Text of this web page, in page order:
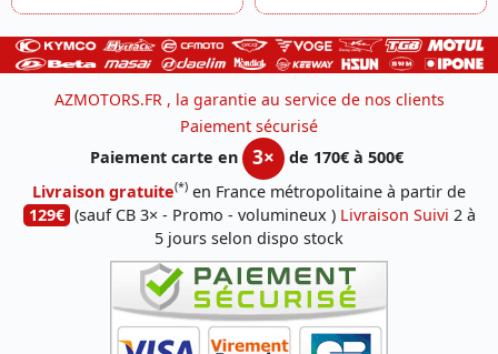
AZMOTORS.FR , la garantie au service de nos clients
Paiement sécurisé
Paiement carte en
3×
de 170€ à 500€
Livraison gratuite(*) en France métropolitaine à partir de
129€ (sauf CB 3× - Promo - volumineux ) Livraison Suivi 2 à
5 jours selon dispo stock